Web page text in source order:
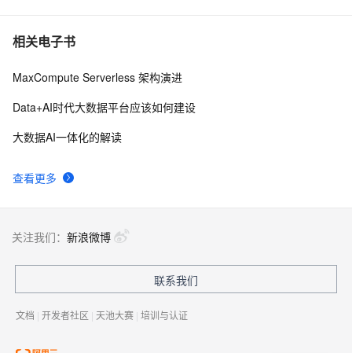
相关电子书
查看更多
MaxCompute Serverless 架构演进
Data+AI时代大数据平台应该如何建设
大数据AI一体化的解读
关注我们： 新浪微博
联系我们
文档 | 开发者社区 | 天池大赛 | 培训与认证